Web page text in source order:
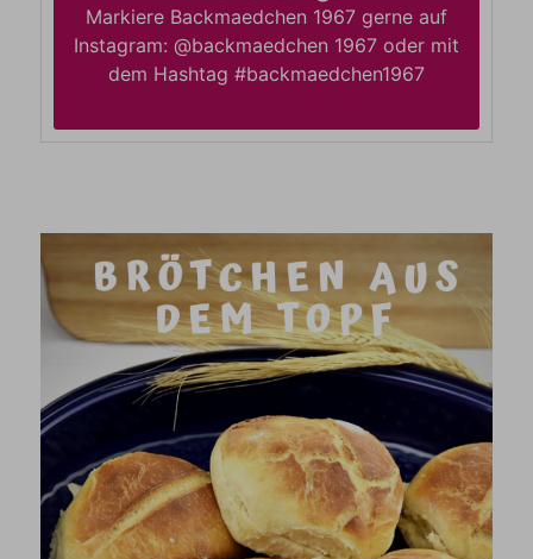
Markiere Backmaedchen 1967 gerne auf
Instagram: @backmaedchen 1967 oder mit
dem Hashtag #backmaedchen1967